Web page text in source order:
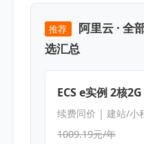
推荐
阿里云 · 全
选汇总
ECS e实例 2核
续费同价 | 建站/小
1009.19元/年